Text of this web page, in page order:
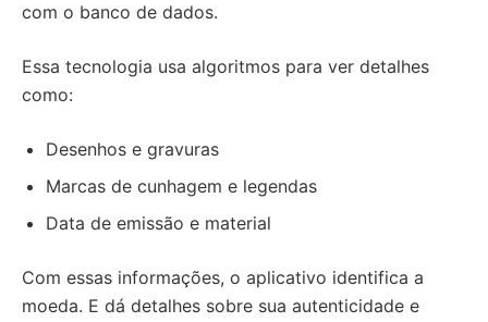
com o banco de dados.
Essa tecnologia usa algoritmos para ver detalhes
como:
Desenhos e gravuras
Marcas de cunhagem e legendas
Data de emissão e material
Com essas informações, o aplicativo identifica a
moeda. E dá detalhes sobre sua autenticidade e